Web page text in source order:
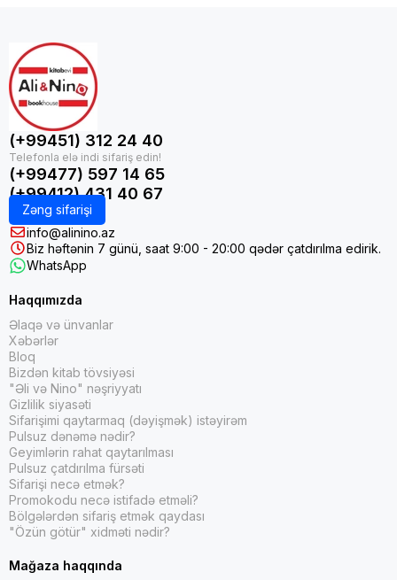
(+99451) 312 24 40
(+99477) 597 14 65
(+99412) 431 40 67
Zəng sifarişi
info@alinino.az
Biz həftənin 7 günü, saat 9:00 - 20:00 qədər çatdırılma edirik.
WhatsApp
Haqqımızda
Əlaqə və ünvanlar
Xəbərlər
Bloq
Bizdən kitab tövsiyəsi
"Əli və Nino" nəşriyyatı
Gizlilik siyasəti
Sifarişimi qaytarmaq (dəyişmək) istəyirəm
Pulsuz dənəmə nədir?
Geyimlərin rahat qaytarılması
Pulsuz çatdırılma fürsəti
Sifarişi necə etmək?
Promokodu necə istifadə etməli?
Bölgələrdən sifariş etmək qaydası
"Özün götür" xidməti nədir?
Mağaza haqqında